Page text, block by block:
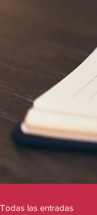
Todas las entradas